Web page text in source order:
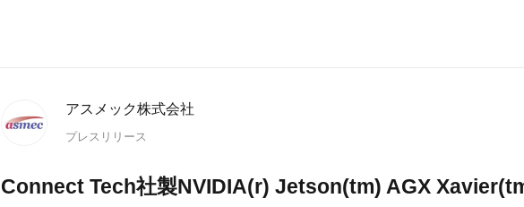
アスメック株式会社
プレスリリース
Connect Tech社製NVIDIA(r) Jetson(tm) AGX